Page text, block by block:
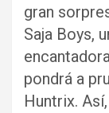
gran
Saja Boys,
pondrá a
Huntrix.